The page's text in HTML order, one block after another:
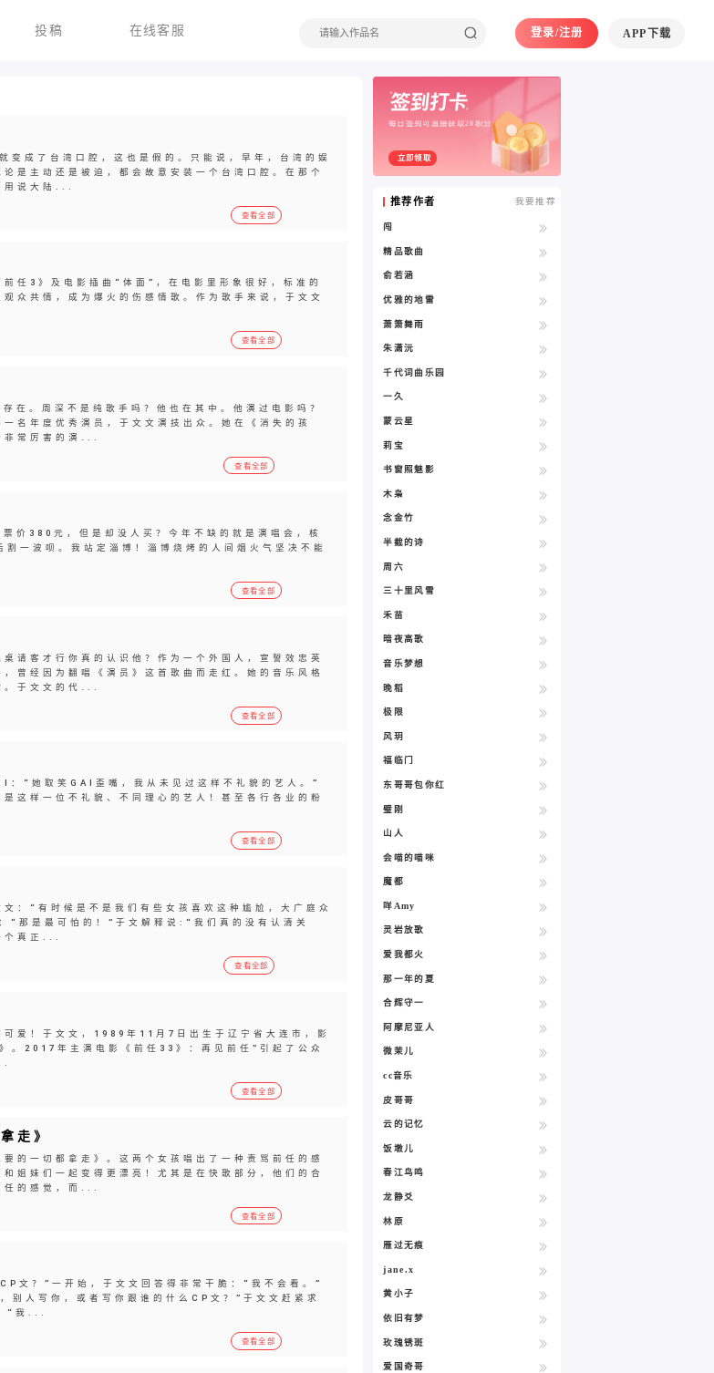
投稿 在线客服 登录/注册 APP下载
成了台湾口腔，这也是假的。只能说，早年，台湾的娱
是主动还是被迫，都会故意安装一个台湾口腔。在那个
用说大陆...
查看全部
任3》及电影插曲“体面”，在电影里形象很好，标准的
众共情，成为爆火的伤感情歌。作为歌手来说，于文文
查看全部
在。周深不是纯歌手吗？他也在其中。他演过电影吗？
名年度优秀演员，于文文演技出众。她在《消失的孩
非常厉害的演...
查看全部
价380元，但是却没人买？今年不缺的就是演唱会，核
一波呗。我站定淄博！淄博烧烤的人间烟火气坚决不能
查看全部
请客才行你真的认识他？作为一个外国人，宣誓效忠英
曾经因为翻唱《演员》这首歌曲而走红。她的音乐风格
。于文文的代...
查看全部
：“她取笑GAI歪嘴，我从未见过这样不礼貌的艺人。”
这样一位不礼貌、不同理心的艺人！甚至各行各业的粉
查看全部
：“有时候是不是我们有些女孩喜欢这种尴尬，大广庭众
“那是最可怕的！”于文解释说:“我们真的没有认清关
个真正...
查看全部
爱！于文文，1989年11月7日出生于辽宁省大连市，影
。2017年主演电影《前任33》：再见前任”引起了公众
查看全部
走》
的一切都拿走》。这两个女孩唱出了一种责骂前任的感
姐妹们一起变得更漂亮！尤其是在快歌部分，他们的合
任的感觉，而...
查看全部
文？”一开始，于文文回答得非常干脆：“我不会看。”
别人写你，或者写你跟谁的什么CP文？”于文文赶紧求
“我...
查看全部
每日签到可直接获取20积分
立即领取
推荐作者 我要推荐
闯
精品歌曲
俞若涵
优雅的地雷
萧箫舞雨
朱潇沅
千代词曲乐园
一久
蒙云星
莉宝
书窗照魅影
木枭
念金竹
半截的诗
周六
三十里风雪
禾苗
暗夜高歌
音乐梦想
晚稻
极限
风玥
福临门
东哥哥包你红
璧刚
山人
会喵的喵咪
魔都
咩Amy
灵岩放歌
爱我都火
那一年的夏
合辉守一
阿摩尼亚人
微茉儿
cc音乐
皮哥哥
云的记忆
饭墩儿
春江鸟鸣
龙静爻
林原
雁过无痕
jane.x
黄小子
依旧有梦
玫瑰锈斑
爱国奇哥